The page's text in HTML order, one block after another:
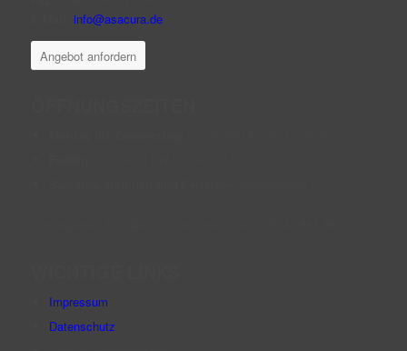
info@asacura.de
Angebot anfordern
Impressum
Datenschutz